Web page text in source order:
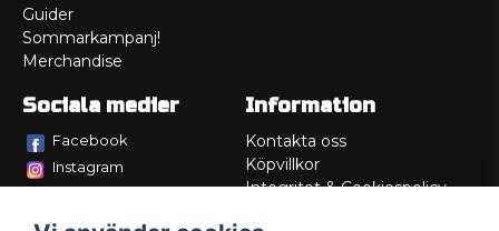
Guider
Sommarkampanj!
Merchandise
Sociala medier
Facebook
Instagram
Information
Kontakta oss
Köpvillkor
Integritet & Cookiespolicy